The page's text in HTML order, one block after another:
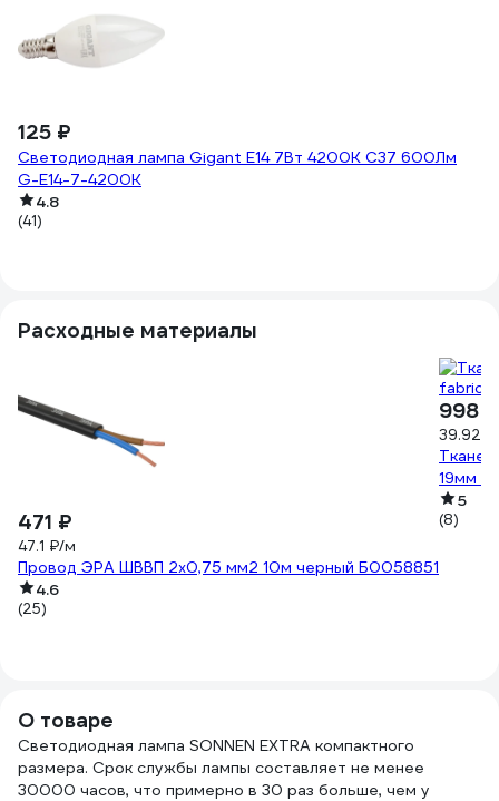
125 ₽
Светодиодная лампа Gigant E14 7Вт 4200К C37 600Лм
G-E14-7-4200K
4.8
(41)
Расходные материалы
471 ₽
47.1 ₽/м
Провод ЭРА ШВВП 2x0,75 мм2 10м черный Б0058851
4.6
(25)
998 ₽
39.92
19мм х
5
(8)
О товаре
Светодиодная лампа SONNEN EXTRA компактного
размера. Срок службы лампы составляет не менее
30000 часов, что примерно в 30 раз больше, чем у